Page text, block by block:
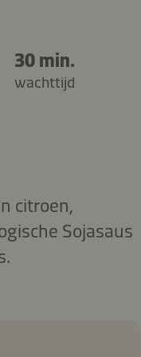
30 min.
wachttijd
citroen,
Sojasaus